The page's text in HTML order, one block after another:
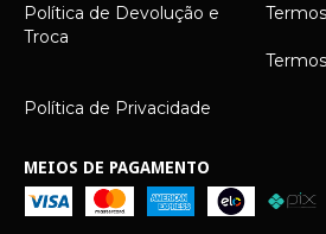
Política de Devolução e
Troca
Política de Privacidade
MEIOS DE PAGAMENTO